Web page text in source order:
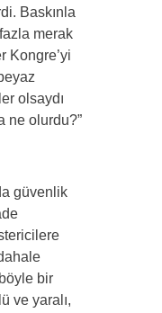
Baskınla
merak
Kongre’yi
olsaydı
ne olurdu?”
güvenlik
bir
ve yaralı,